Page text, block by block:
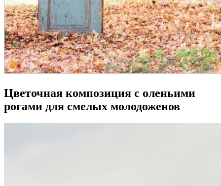
Цветочная композиция с оленьими
рогами для смелых молодоженов